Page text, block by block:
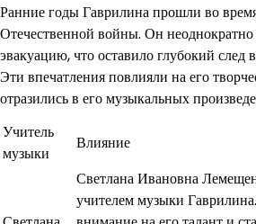
Ранние годы Гаврилина прошли во
Отечественной войны. Он
эвакуацию, что оставило глубокий след
Эти впечатления повлияли на его
отразились в его музыкальных
Учитель
музыки
Влияние
Светлана Ивановна
учителем музыки